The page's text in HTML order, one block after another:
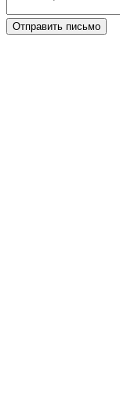
Отправить письмо